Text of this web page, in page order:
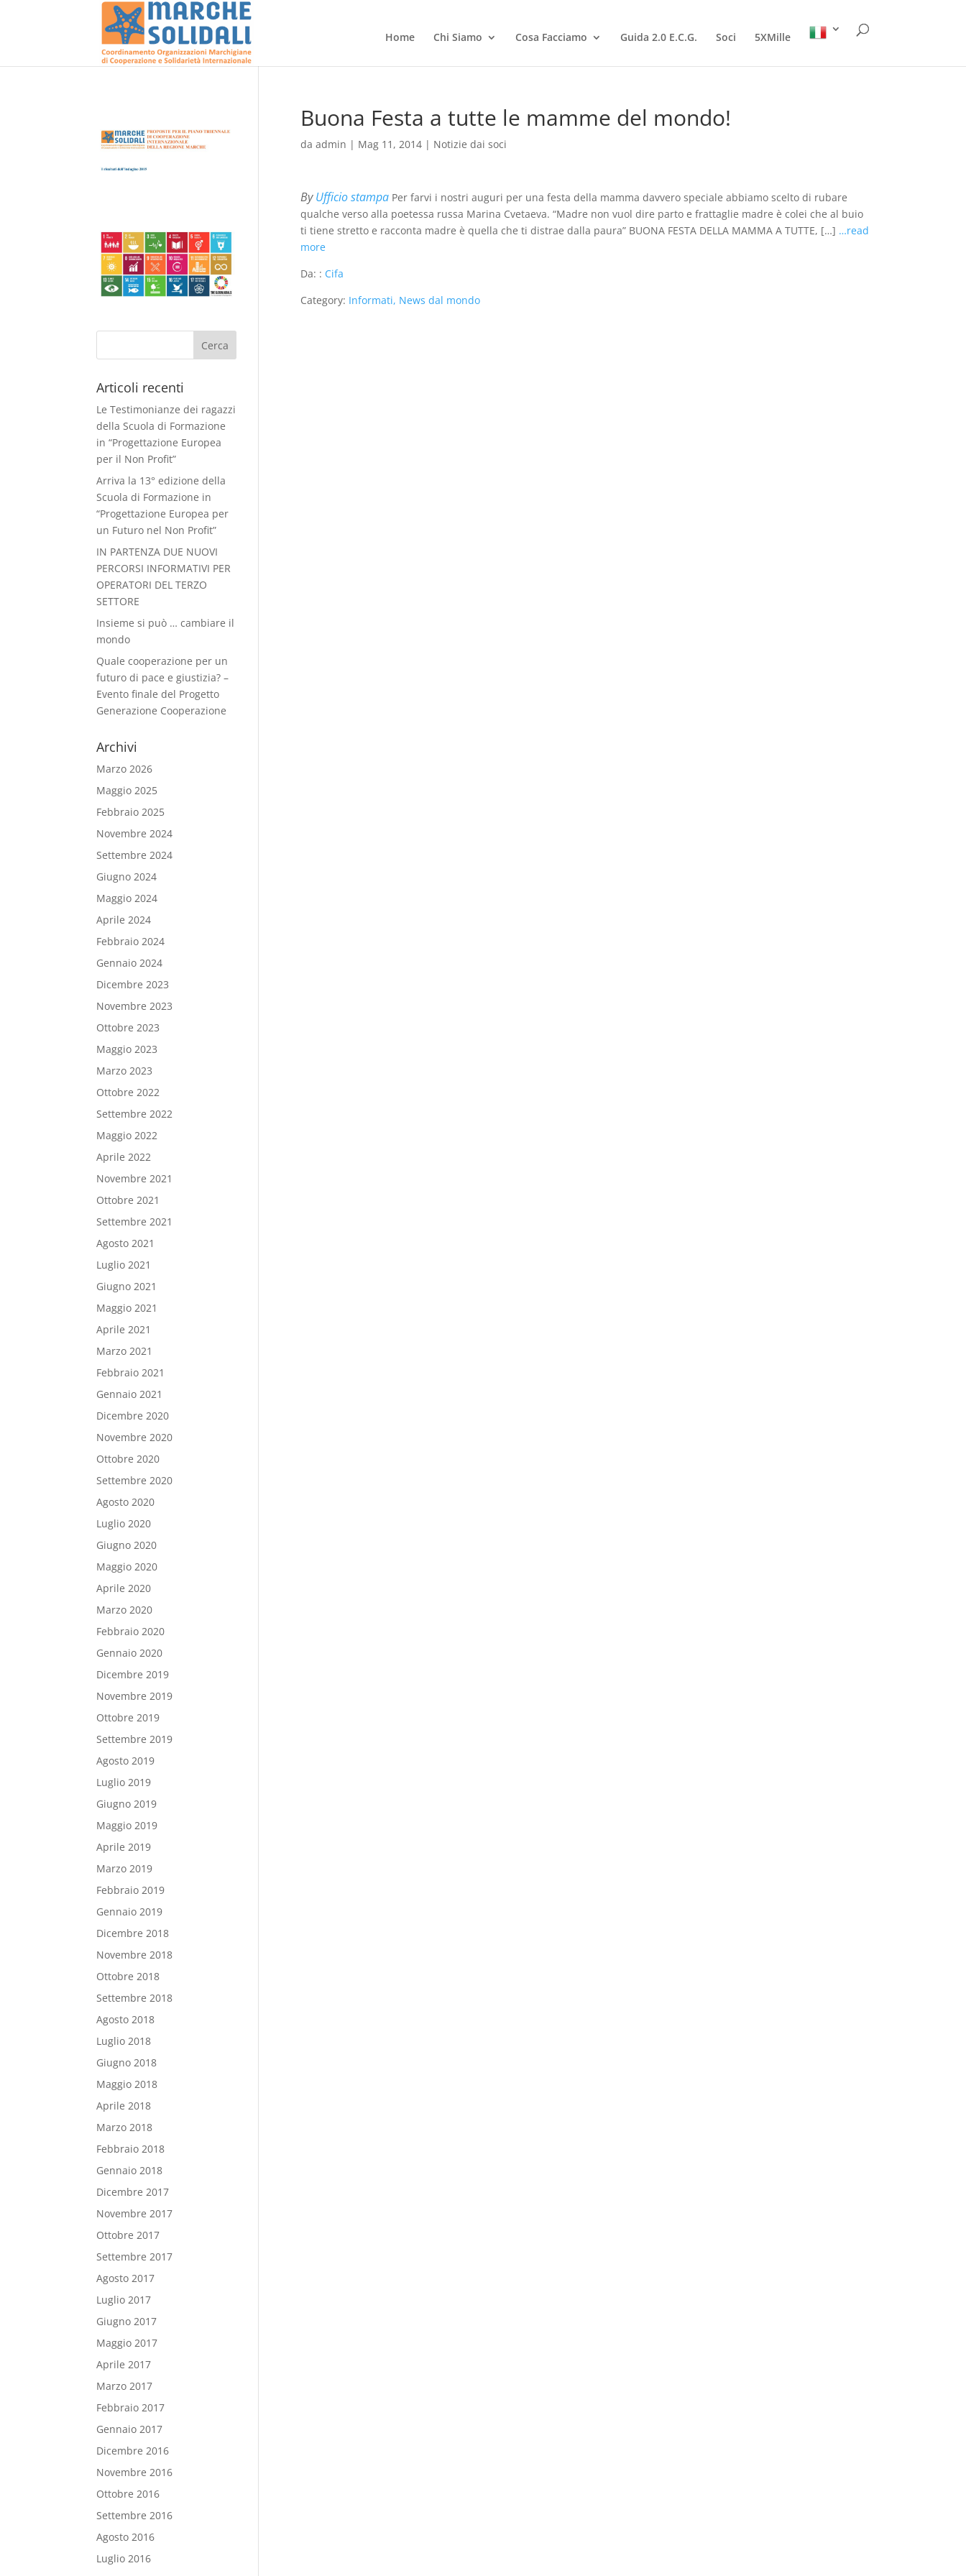
Home Chi Siamo Cosa Facciamo Guida 2.0 E.C.G. Soci 5XMille
Buona Festa a tutte le mamme del mondo!
da admin | Mag 11, 2014| Notizie dai soci
ByUfficio stampaPer farvi i nostri auguri per una festa della mamma davvero speciale abbiamo scelto di rubare
qualche verso alla poetessa russa Marina Cvetaeva. “Madre non vuol dire parto e frattaglie madre è colei che al buio
ti tiene stretto e racconta madre è quella che ti distrae dalla paura” BUONA FESTA DELLA MAMMA A TUTTE, […] …read
more
Da: : Cifa
Category: Informati, News dal mondo
Articoli recenti
Le Testimonianze dei ragazzi
della Scuola di Formazione
in “Progettazione Europea
per il Non Profit”
Arriva la 13° edizione della
Scuola di Formazione in
“Progettazione Europea per
un Futuro nel Non Profit”
IN PARTENZA DUE NUOVI
PERCORSI INFORMATIVI PER
OPERATORI DEL TERZO
SETTORE
Insieme si può … cambiare il
mondo
Quale cooperazione per un
futuro di pace e giustizia? –
Evento finale del Progetto
Generazione Cooperazione
Archivi
Marzo 2026
Maggio 2025
Febbraio 2025
Novembre 2024
Settembre 2024
Giugno 2024
Maggio 2024
Aprile 2024
Febbraio 2024
Gennaio 2024
Dicembre 2023
Novembre 2023
Ottobre 2023
Maggio 2023
Marzo 2023
Ottobre 2022
Settembre 2022
Maggio 2022
Aprile 2022
Novembre 2021
Ottobre 2021
Settembre 2021
Agosto 2021
Luglio 2021
Giugno 2021
Maggio 2021
Aprile 2021
Marzo 2021
Febbraio 2021
Gennaio 2021
Dicembre 2020
Novembre 2020
Ottobre 2020
Settembre 2020
Agosto 2020
Luglio 2020
Giugno 2020
Maggio 2020
Aprile 2020
Marzo 2020
Febbraio 2020
Gennaio 2020
Dicembre 2019
Novembre 2019
Ottobre 2019
Settembre 2019
Agosto 2019
Luglio 2019
Giugno 2019
Maggio 2019
Aprile 2019
Marzo 2019
Febbraio 2019
Gennaio 2019
Dicembre 2018
Novembre 2018
Ottobre 2018
Settembre 2018
Agosto 2018
Luglio 2018
Giugno 2018
Maggio 2018
Aprile 2018
Marzo 2018
Febbraio 2018
Gennaio 2018
Dicembre 2017
Novembre 2017
Ottobre 2017
Settembre 2017
Agosto 2017
Luglio 2017
Giugno 2017
Maggio 2017
Aprile 2017
Marzo 2017
Febbraio 2017
Gennaio 2017
Dicembre 2016
Novembre 2016
Ottobre 2016
Settembre 2016
Agosto 2016
Luglio 2016